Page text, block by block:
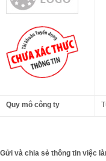
Quy mô công ty
Gửi và chia sẻ thông tin việc